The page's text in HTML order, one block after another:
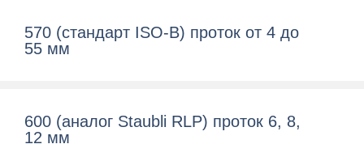
570 (cтандарт ISO-B) проток от 4 до
55 мм
600 (aналог Staubli RLP) проток 6, 8,
12 мм